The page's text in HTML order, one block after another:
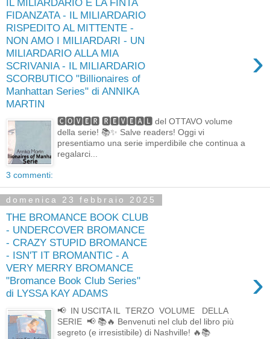
IL MILIARDARIO E LA FINTA
FIDANZATA - IL MILIARDARIO
RISPEDITO AL MITTENTE -
NON AMO I MILIARDARI - UN
MILIARDARIO ALLA MIA
SCRIVANIA - IL MILIARDARIO
SCORBUTICO "Billionaires of
Manhattan Series" di ANNIKA
MARTIN
›
🅲🅾🆅🅴🆁 🆁🅴🆅🅴🅰🅻 del OTTAVO volume
della serie! 📚✨ Salve readers! Oggi vi
presentiamo una serie imperdibile che continua a
regalarci...
3 commenti:
domenica 23 febbraio 2025
THE BROMANCE BOOK CLUB
- UNDERCOVER BROMANCE
- CRAZY STUPID BROMANCE
- ISN'T IT BROMANTIC - A
VERY MERRY BROMANCE
"Bromance Book Club Series"
di LYSSA KAY ADAMS
›
📢 IN USCITA IL TERZO VOLUME DELLA
SERIE 📢 📚🔥 Benvenuti nel club del libro più
segreto (e irresistibile) di Nashville! 🔥📚